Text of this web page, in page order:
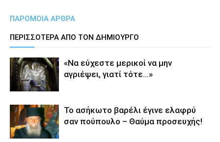
ΠΑΡΟΜΟΙΑ ΑΡΘΡΑ
ΠΕΡΙΣΣΟΤΕΡΑ ΑΠΟ ΤΟΝ ΔΗΜΙΟΥΡΓΟ
«Να εύχεστε μερικοί να μην
αγριέψει, γιατί τότε…»
Το ασήκωτο βαρέλι έγινε ελαφρύ
σαν πούπουλο – Θαύμα προσευχής!